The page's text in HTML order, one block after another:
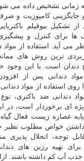
زمانی تشخیص داده می
جایگزینی کامپوزیت و
از تشکیل بیوفیلم
ها برای کنترل و
می آید. استفاده از
ترین روش های
دندان است. با این
دندانی پس از
استفاده از مواد
دندانی ضد باکتری،
ای برخوردار است، در
پایه عصاره زیست فعال
خواص مطلوب نظیر
توجه، انحلال پذیری
برای تهیه رزین های
آب کم داشته باشند.